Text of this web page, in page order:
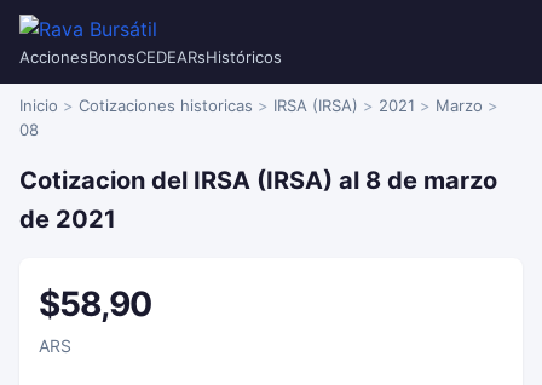
AccionesBonosCEDEARsHistóricos
Inicio Cotizaciones historicas IRSA (IRSA) 2021
Marzo
08
Cotizacion del IRSA (IRSA) al 8 de marzo
de 2021
$58,90
ARS